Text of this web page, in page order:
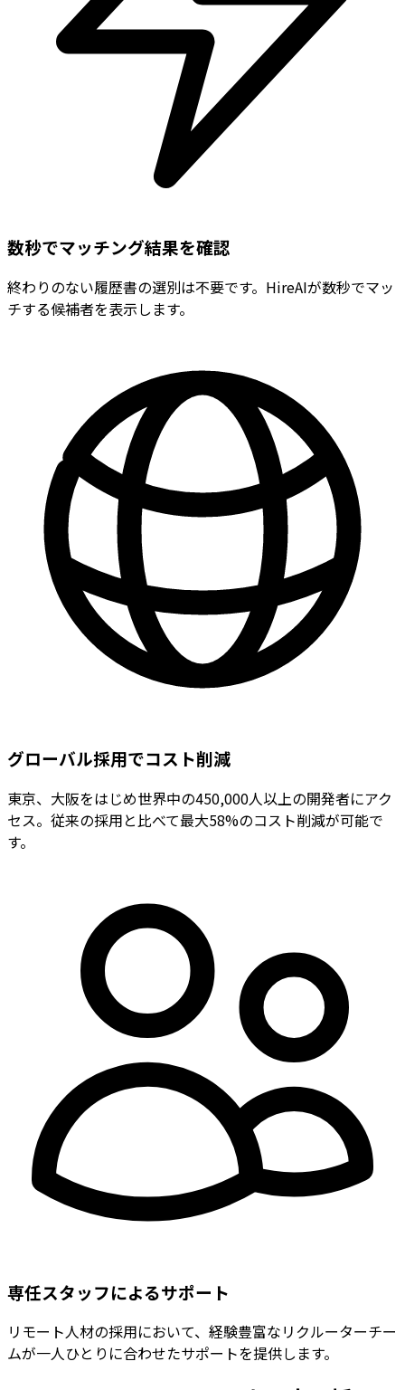
数秒でマッチング結果を確認
終わりのない履歴書の選別は不要です。HireAIが数秒でマッ
チする候補者を表示します。
グローバル採用でコスト削減
東京、大阪をはじめ世界中の450,000人以上の開発者にアク
セス。従来の採用と比べて最大58%のコスト削減が可能で
す。
専任スタッフによるサポート
リモート人材の採用において、経験豊富なリクルーターチー
ムが一人ひとりに合わせたサポートを提供します。